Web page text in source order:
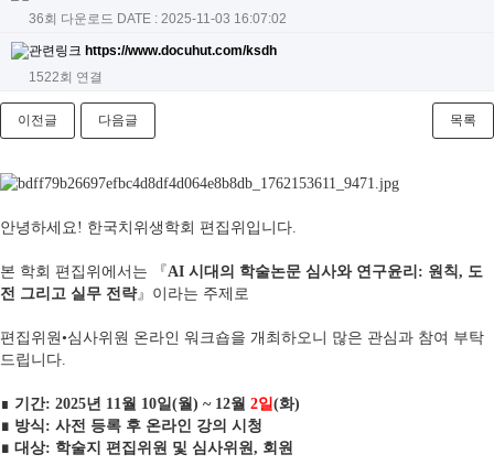
36회 다운로드 DATE : 2025-11-03 16:07:02
https://www.docuhut.com/ksdh
1522회 연결
이전글 다음글 목록
안녕하세요 ! 한국치위생학회 편집위입니다
본 학회 편집위에서는 『 AI 시대의 학술논문 심사와 연구윤리 : 원칙, 도
전 그리고 실무 전략』 이라는 주제로
편집위원 •심사위원 온라인 워크숍을 개최하오니 많은 관심과 참여 부탁
드립니다
∎ 기간: 2025년 11 월 10일 (월 ) ~ 12월 2일 (화)
∎ 방식 : 사전 등록 후 온라인 강의 시청
∎ 대상: 학술지 편집위원 및 심사위원 , 회원